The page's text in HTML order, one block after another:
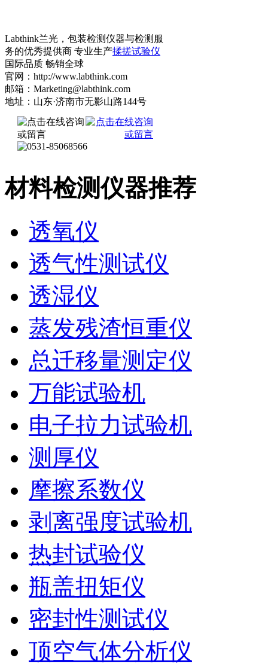
Labthink兰光，包装检测仪器与检测服
务的优秀提供商 专业生产揉搓试验仪
国际品质 畅销全球
官网：http://www.labthink.com
邮箱：Marketing@labthink.com
地址：山东·济南市无影山路144号
材料检测仪器推荐
透氧仪
透气性测试仪
透湿仪
蒸发残渣恒重仪
总迁移量测定仪
万能试验机
电子拉力试验机
测厚仪
摩擦系数仪
剥离强度试验机
热封试验仪
瓶盖扭矩仪
密封性测试仪
顶空气体分析仪